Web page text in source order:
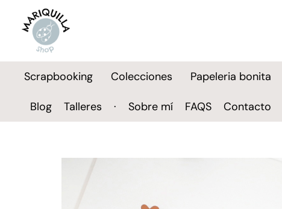
Scrapbooking Colecciones Papeleria bonita
Blog Talleres · Sobre mí FAQS Contacto